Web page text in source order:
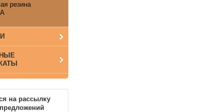
резина
на рассылку